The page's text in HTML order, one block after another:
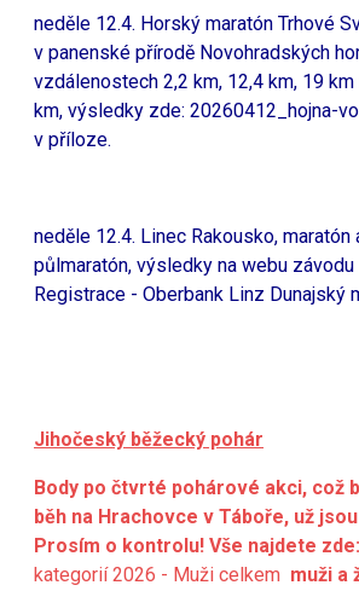
neděle 12.4. Horský maratón Trhové
v panenské přírodě Novohradských
vzdálenostech 2,2 km, 12,4 km, 19
km, výsledky zde: 20260412_hojna-
v příloze.
neděle 12.4. Linec Rakousko, maratón
půlmaratón, výsledky na webu závodu
Registrace - Oberbank Linz Dunajský
Jihočeský běžecký pohár
Body po čtvrté pohárové akci, což
běh na Hrachovce v Táboře, už
Prosím o kontrolu! Vše najdete zde:
kategorií 2026 - Muži celkem muži a